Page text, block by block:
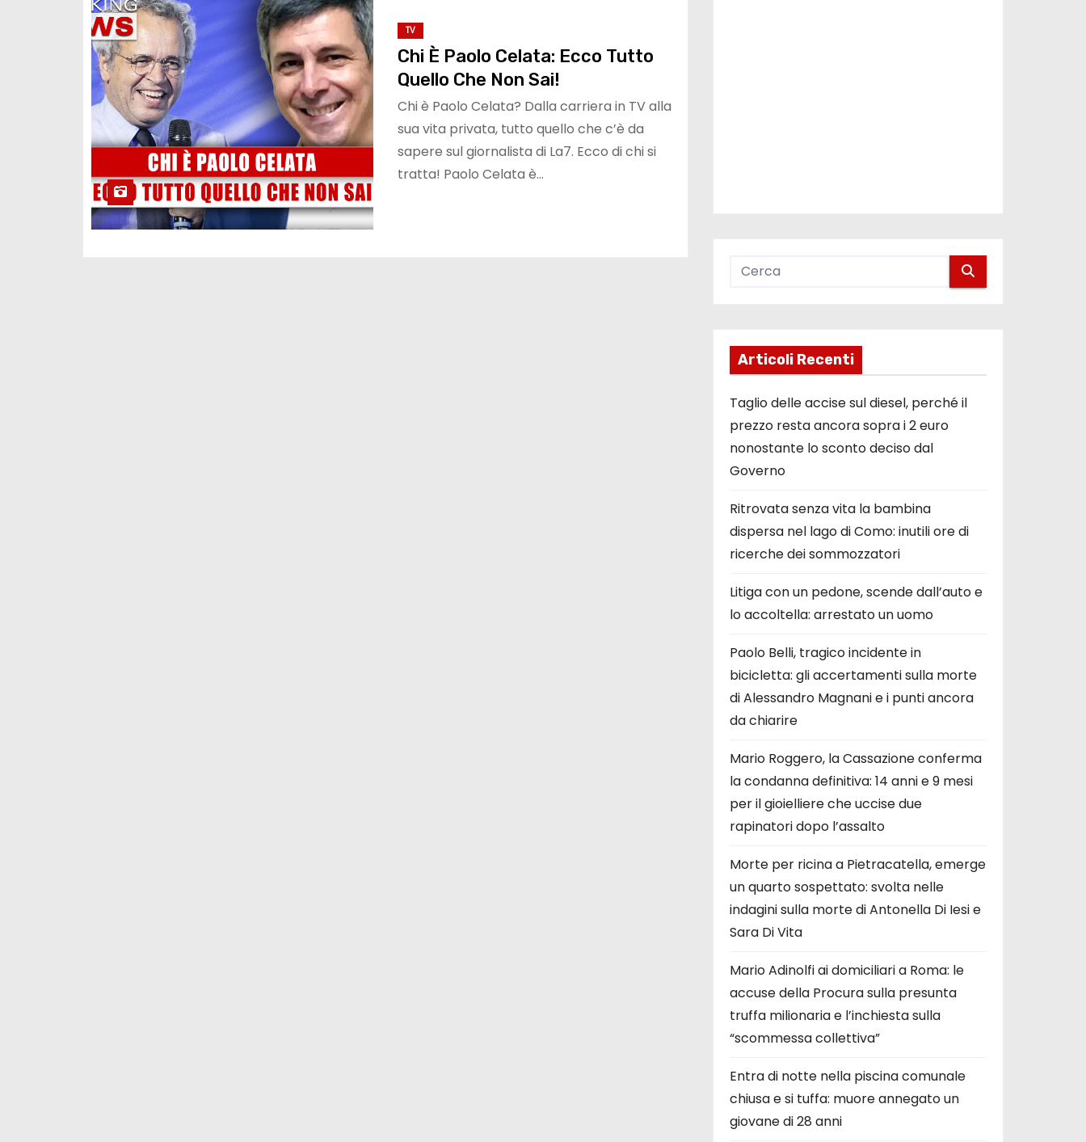
TV
Chi È Paolo Celata: Ecco Tutto
Quello Che Non Sai!
Chi è Paolo Celata? Dalla carriera in TV alla
sua vita privata, tutto quello che c’è da
sapere sul giornalista di La7. Ecco di chi si
tratta! Paolo Celata è…
Articoli Recenti
Taglio delle accise sul diesel, perché il
prezzo resta ancora sopra i 2 euro
nonostante lo sconto deciso dal
Governo
Ritrovata senza vita la bambina
dispersa nel lago di Como: inutili ore di
ricerche dei sommozzatori
Litiga con un pedone, scende dall’auto e
lo accoltella: arrestato un uomo
Paolo Belli, tragico incidente in
bicicletta: gli accertamenti sulla morte
di Alessandro Magnani e i punti ancora
da chiarire
Mario Roggero, la Cassazione conferma
la condanna definitiva: 14 anni e 9 mesi
per il gioielliere che uccise due
rapinatori dopo l’assalto
Morte per ricina a Pietracatella, emerge
un quarto sospettato: svolta nelle
indagini sulla morte di Antonella Di Iesi e
Sara Di Vita
Mario Adinolfi ai domiciliari a Roma: le
accuse della Procura sulla presunta
truffa milionaria e l’inchiesta sulla
“scommessa collettiva”
Entra di notte nella piscina comunale
chiusa e si tuffa: muore annegato un
giovane di 28 anni